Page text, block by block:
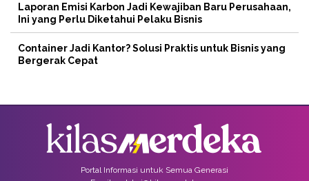
Laporan Emisi Karbon Jadi Kewajiban Baru Perusahaan,
Ini yang Perlu Diketahui Pelaku Bisnis
Container Jadi Kantor? Solusi Praktis untuk Bisnis yang
Bergerak Cepat
Portal Informasi untuk Semua Generasi